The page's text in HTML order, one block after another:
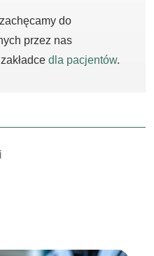
do
przez nas
dla pacjentów.